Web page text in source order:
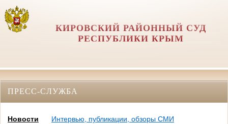
КИРОВСКИЙ РАЙОННЫЙ СУД
РЕСПУБЛИКИ КРЫМ
ПРЕСС-СЛУЖБА
Новости
Интервью, публикации, обзоры СМИ